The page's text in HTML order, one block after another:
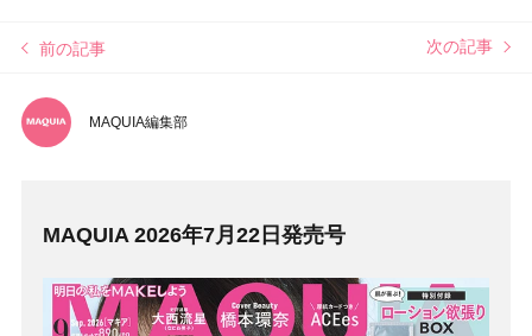
前の記事 次の記事
MAQUIA編集部
MAQUIA 2026年7月22日発売号